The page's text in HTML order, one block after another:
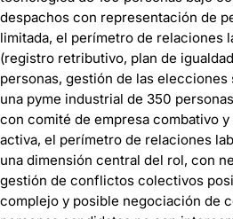
despachos con representación de
limitada, el perímetro de relaciones
(registro retributivo, plan de
personas, gestión de las elecciones
una pyme industrial de 350
con comité de empresa combativo
activa, el perímetro de relaciones
una dimensión central del rol, con
gestión de conflictos colectivos
complejo y posible negociación de